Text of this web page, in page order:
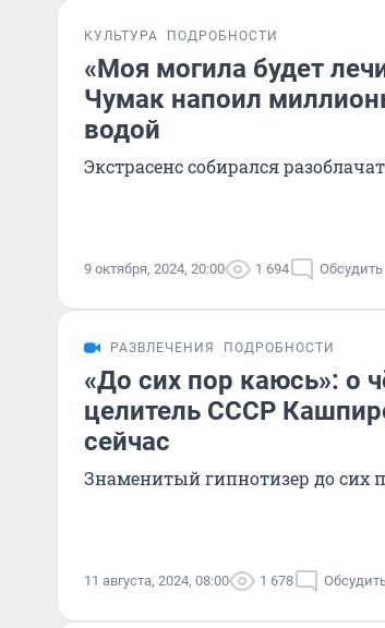
КУЛЬТУРА ПОДРОБНОСТИ
«Моя могила будет
Чумак напоил
водой
Экстрасенс собирался
9 октября, 2024, 20:00 1 694 Обсудить
РАЗВЛЕЧЕНИЯ ПОДРОБНОСТИ
«До сих пор каюсь»: о
целитель СССР
сейчас
Знаменитый гипнотизер до сих
11 августа, 2024, 08:00 1 678